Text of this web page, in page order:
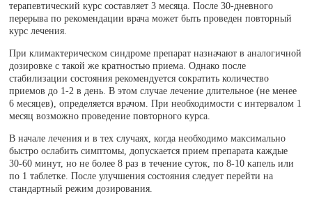
терапевтический курс составляет 3 месяца. После 30-дневного
перерыва по рекомендации врача может быть проведен повторный
курс лечения.
При климактерическом синдроме препарат назначают в аналогичной
дозировке с такой же кратностью приема. Однако после
стабилизации состояния рекомендуется сократить количество
приемов до 1-2 в день. В этом случае лечение длительное (не менее
6 месяцев), определяется врачом. При необходимости с интервалом 1
месяц возможно проведение повторного курса.
В начале лечения и в тех случаях, когда необходимо максимально
быстро ослабить симптомы, допускается прием препарата каждые
30-60 минут, но не более 8 раз в течение суток, по 8-10 капель или
по 1 таблетке. После улучшения состояния следует перейти на
стандартный режим дозирования.